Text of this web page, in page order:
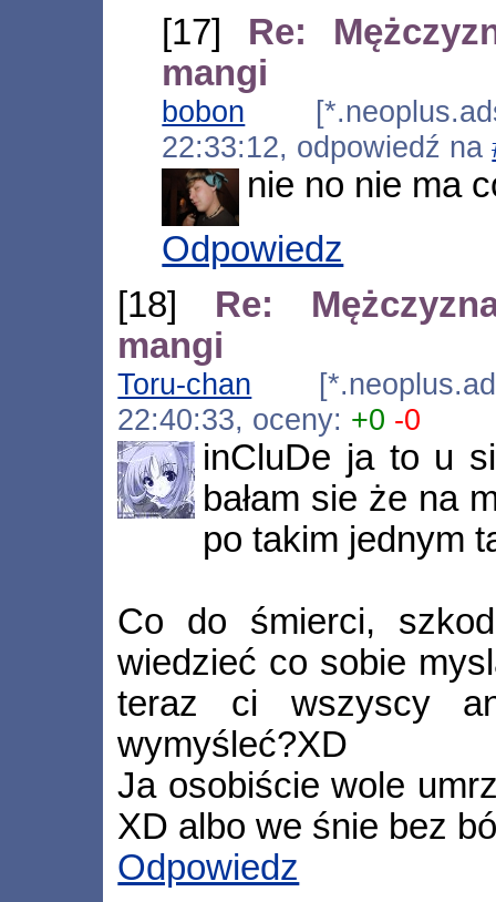
[17] Re:
mangi
bobon
22:33:12, odpowiedź na
nie no nie ma
Odpowiedz
[18] Re:
mangi
Toru-chan
22:40:33, oceny: +0 -0
inCluDe ja to u
bałam sie że na
po takim jednym
Co do śmierci,
wiedzieć co sobie
teraz ci wszyscy
wymyśleć?XD
Ja osobiście wole
XD albo we śnie bez
Odpowiedz